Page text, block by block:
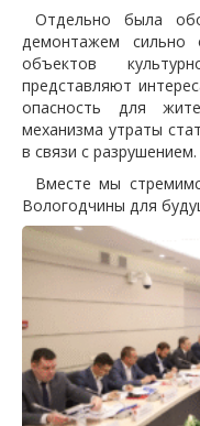
Отдельно была
демонтажем сильно
объектов
представляют
опасность для
механизма утраты
в связи с разрушением.
Вместе мы
Вологодчины для